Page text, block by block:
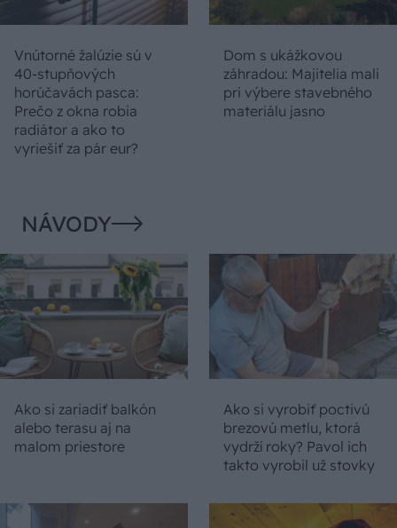
Vnútorné žalúzie sú v
40-stupňových
horúčavách pasca:
Prečo z okna robia
radiátor a ako to
vyriešiť za pár eur?
Dom s ukážkovou
záhradou: Majitelia mali
pri výbere stavebného
materiálu jasno
NÁVODY
Ako si zariadiť balkón
alebo terasu aj na
malom priestore
Ako si vyrobiť poctivú
brezovú metlu, ktorá
vydrží roky? Pavol ich
takto vyrobil už stovky